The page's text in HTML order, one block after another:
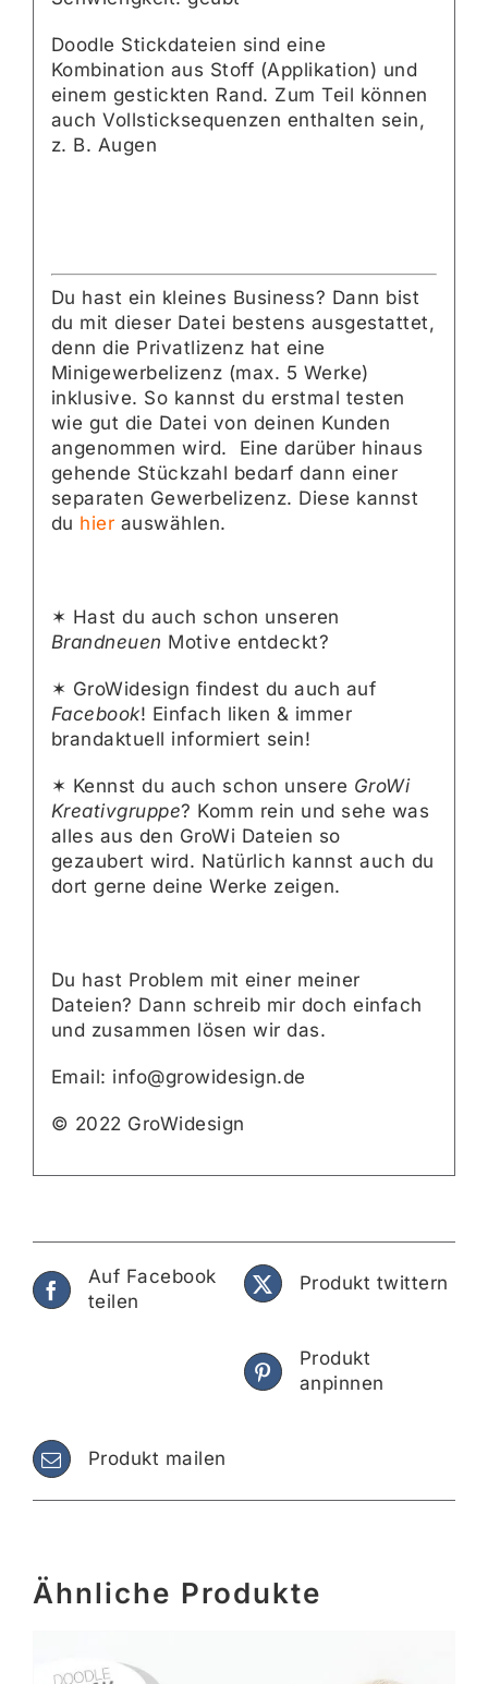
Doodle Stickdateien sind eine
Kombination aus Stoff (Applikation) und
einem gestickten Rand. Zum Teil können
auch Vollsticksequenzen enthalten sein,
z. B. Augen
Du hast ein kleines Business? Dann bist
du mit dieser Datei bestens ausgestattet,
denn die Privatlizenz hat eine
Minigewerbelizenz (max. 5 Werke)
inklusive. So kannst du erstmal testen
wie gut die Datei von deinen Kunden
angenommen wird. Eine darüber hinaus
gehende Stückzahl bedarf dann einer
separaten Gewerbelizenz. Diese kannst
du hier auswählen.
✶ Hast du auch schon unseren
Brandneuen Motive entdeckt?
✶ GroWidesign findest du auch auf
Facebook! Einfach liken & immer
brandaktuell informiert sein!
✶ Kennst du auch schon unsere GroWi
Kreativgruppe? Komm rein und sehe was
alles aus den GroWi Dateien so
gezaubert wird. Natürlich kannst auch du
dort gerne deine Werke zeigen.
Du hast Problem mit einer meiner
Dateien? Dann schreib mir doch einfach
und zusammen lösen wir das.
Email: info@growidesign.de
© 2022 GroWidesign
Auf Facebook
teilen
Produkt twittern
Produkt
anpinnen
Produkt mailen
Ähnliche Produkte